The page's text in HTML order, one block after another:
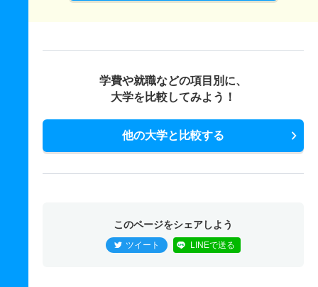
学費や就職などの項目別に、
大学を比較してみよう！
他の大学と比較する
このページをシェアしよう
ツイート LINEで送る